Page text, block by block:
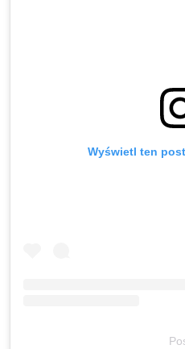
Wyświetl ten